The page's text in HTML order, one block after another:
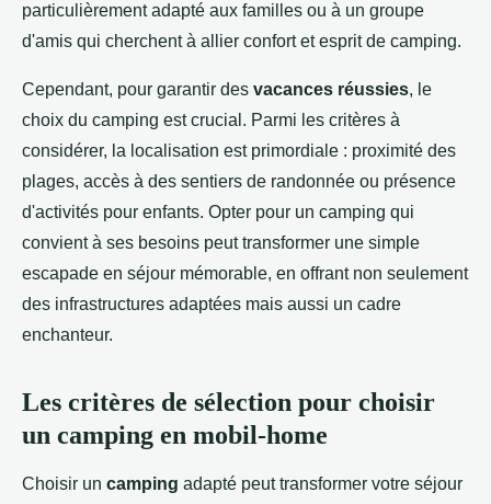
particulièrement adapté aux familles ou à un groupe
d'amis qui cherchent à allier confort et esprit de camping.
Cependant, pour garantir des vacances réussies, le
choix du camping est crucial. Parmi les critères à
considérer, la localisation est primordiale : proximité des
plages, accès à des sentiers de randonnée ou présence
d'activités pour enfants. Opter pour un camping qui
convient à ses besoins peut transformer une simple
escapade en séjour mémorable, en offrant non seulement
des infrastructures adaptées mais aussi un cadre
enchanteur.
Les critères de sélection pour choisir
un camping en mobil-home
Choisir un camping adapté peut transformer votre séjour